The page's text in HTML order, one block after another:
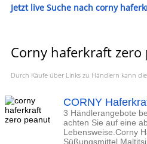
Jetzt live Suche nach corny
Corny haferkraft
Durch Käufe über Links zu Händlern kann
CORNY
3 Händlerangebote
achten Sie auf eine
Lebensweise.Corny
Süßungsmittel